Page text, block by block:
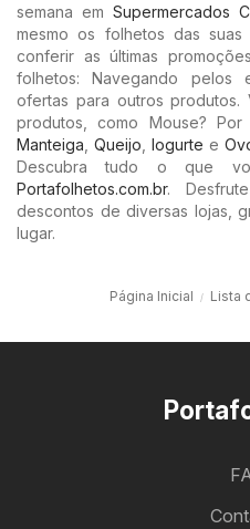
semana emSupermercados
mesmo os folhetos das
conferir as últimas
folhetos: Navegando pelos
ofertas para outros produtos.
produtos, como Mouse?
Manteiga Queijo Iogurte e
Descubra tudo o que
Portafolhetos.com.br.
descontos de diversas lojas,
lugar.
Página Inicial Lista